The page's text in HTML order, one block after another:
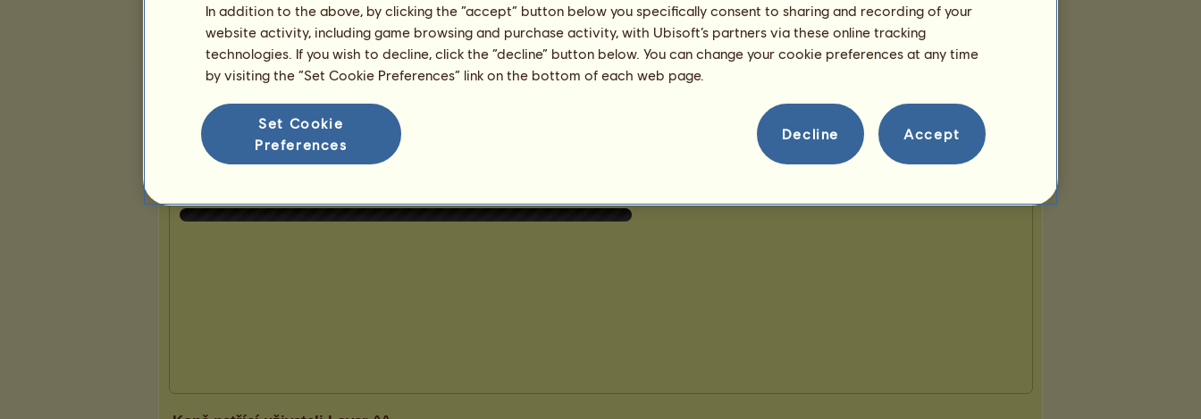
K
Marwari Zobrazit všechny mé koně
Prezentace
In addition to the above, by clicking the “accept” button below you specifically consent to sharing and recording of your
website activity, including game browsing and purchase activity, with Ubisoft’s partners via these online tracking
technologies. If you wish to decline, click the “decline” button below. You can change your cookie preferences at any time
by visiting the “Set Cookie Preferences” link on the bottom of each web page.
Set Cookie
Preferences
Decline Accept